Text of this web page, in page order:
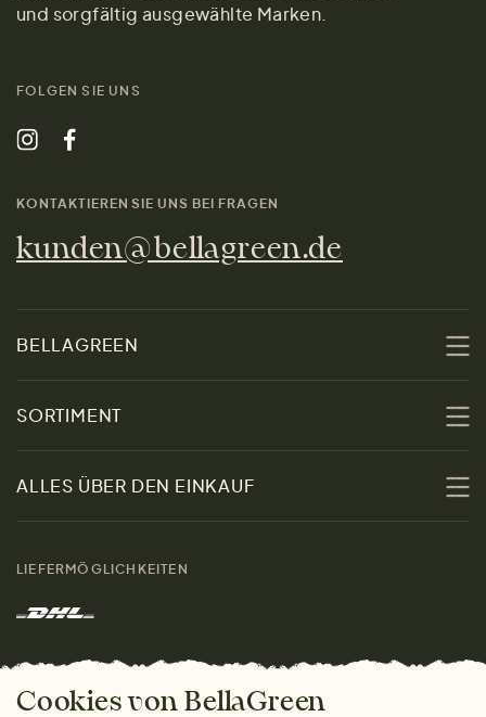
und sorgfältig ausgewählte Marken.
FOLGEN SIE UNS
KONTAKTIEREN SIE UNS BEI FRAGEN
kunden@bellagreen.de
BELLAGREEN
Nachhaltigkeit
Kontakt
Marken
Das freundliche Magazin
SORTIMENT
Damen
Herren
Geschenke
ALLES ÜBER DEN EINKAUF
Warum bei uns einkaufen
LIEFERMÖGLICHKEITEN
ZAHLUNGSMÖGLICHKEITEN
Cookies von BellaGreen